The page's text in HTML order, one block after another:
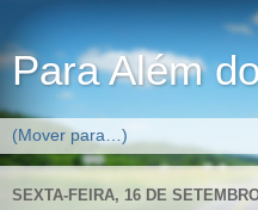
Para Além
SEXTA-FEIRA, 16 DE